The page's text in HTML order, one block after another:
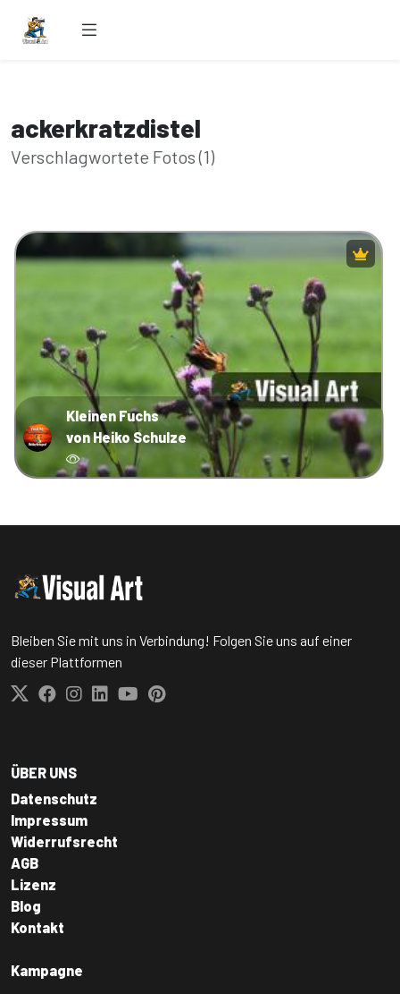
ackerkratzdistel
Verschlagwortete Fotos (1)
Kleinen Fuchs
von Heiko Schulze
Bleiben Sie mit uns in Verbindung! Folgen Sie uns auf einer
dieser Plattformen
ÜBER UNS
Datenschutz
Impressum
Widerrufsrecht
AGB
Lizenz
Blog
Kontakt
Kampagne